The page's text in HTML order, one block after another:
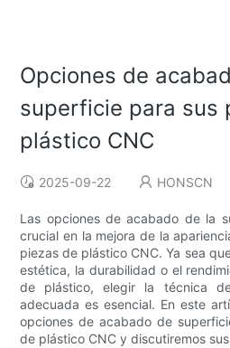
Opciones de
superficie para sus
plástico CNC
2025-09-22 HONSCN
Las opciones de acabado de la
crucial en la mejora de la
piezas de plástico CNC. Ya sea
estética, la durabilidad o el
de plástico, elegir la técnica
adecuada es esencial. En este
opciones de acabado de
de plástico CNC y discutiremos